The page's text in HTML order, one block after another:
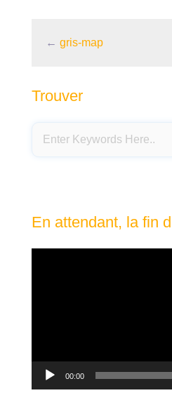
← gris-map
Trouver
En attendant, la fin
00:00